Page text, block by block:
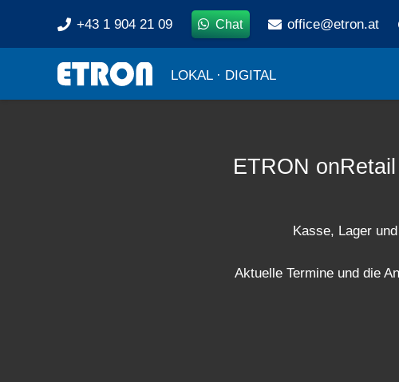
+43 1 904 21 09 Chat office@etron.at
LOKAL · DIGITAL
ETRON
Kasse, Lager
Aktuelle Termine und die